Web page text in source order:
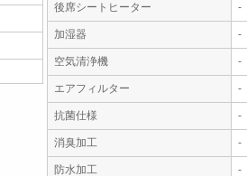
後席シートヒーター -
加湿器 -
空気清浄機 -
エアフィルター -
抗菌仕様 -
消臭加工 -
防水加工 -